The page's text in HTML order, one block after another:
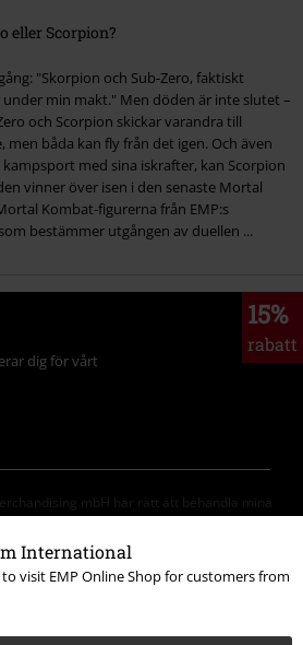
International
to visit EMP Online Shop for customers from
eller Scorpion?
"Skorpion och Sub-Zero, faktiskt
min makt." Men döden är inte slutet –
och Scorpion skickar varandra till
men båda kan fly från det igen. Och även
med sina iskrafter, kan Scorpion
vinner över isen i den senaste Mortal
Kombat-figurerna från EMP:s
bestämmer utgången av duellen ...
15%
rabatt
dig för vårt
mbH har rätt att behandla mina
att mina personuppgifter kommer att
. Jag kan återkalla mitt
att klicka på länken för att avsluta
i alla EMP:s nyhetsbrev.